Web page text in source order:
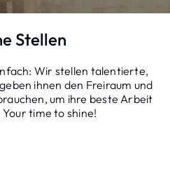
Stellen
Wir stellen talentierte,
ihnen den Freiraum und
um ihre beste Arbeit
time to shine!